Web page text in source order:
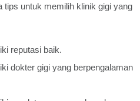
tips untuk memilih klinik gigi yang
reputasi baik.
dokter gigi yang berpengalaman